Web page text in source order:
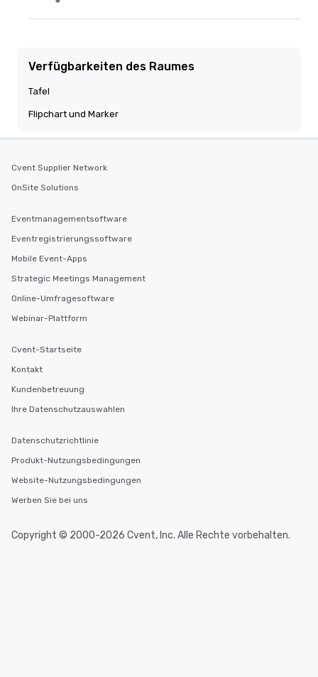
Verfügbarkeiten des Raumes
Tafel
Flipchart und Marker
Cvent Supplier Network
OnSite Solutions
Eventmanagementsoftware
Eventregistrierungssoftware
Mobile Event-Apps
Strategic Meetings Management
Online-Umfragesoftware
Webinar-Plattform
Cvent-Startseite
Kontakt
Kundenbetreuung
Ihre Datenschutzauswahlen
Datenschutzrichtlinie
Produkt-Nutzungsbedingungen
Website-Nutzungsbedingungen
Werben Sie bei uns
Copyright © 2000-2026 Cvent, Inc. Alle Rechte vorbehalten.